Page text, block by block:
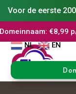
Voor de eerste
€8,99 p/jaar
NL
EN